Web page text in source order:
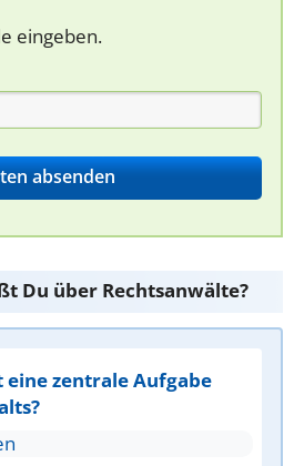
eingeben.
Du über Rechtsanwälte?
eine zentrale Aufgabe